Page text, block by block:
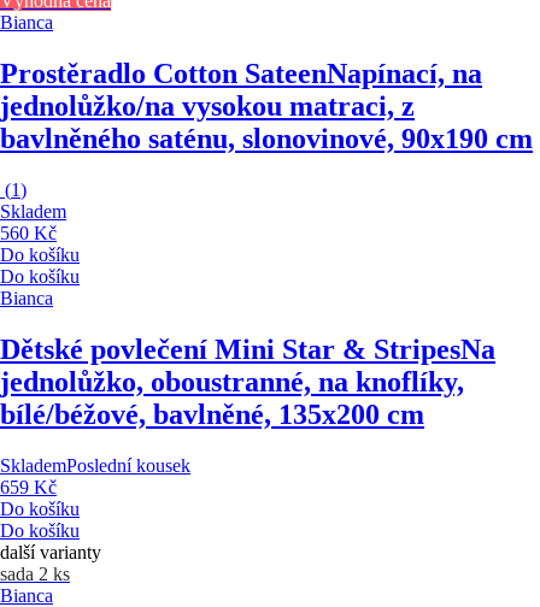
Bianca
Prostěradlo Cotton SateenNapínací, na
jednolůžko/na vysokou matraci, z
bavlněného saténu, slonovinové, 90x190 cm
(1)
Skladem
560 Kč
Do košíku
Do košíku
Bianca
Dětské povlečení Mini Star & StripesNa
jednolůžko, oboustranné, na knoflíky,
bílé/béžové, bavlněné, 135x200 cm
SklademPoslední kousek
659 Kč
Do košíku
Do košíku
další varianty
sada 2 ks
Bianca